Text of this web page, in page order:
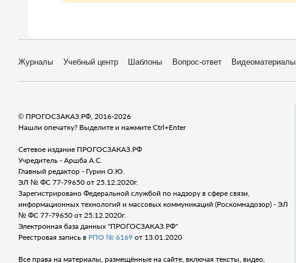
Журналы Учебный центр Шаблоны Вопрос-ответ Видеоматериалы
© ПРОГОСЗАКАЗ.РФ, 2016-2026
Нашли опечатку? Выделите и нажмите Ctrl+Enter
Сетевое издание ПРОГОСЗАКАЗ.РФ
Учредитель - Аршба А.С.
Главный редактор - Гурин О.Ю.
ЭЛ № ФС 77-79650 от 25.12.2020г.
Зарегистрировано Федеральной службой по надзору в сфере связи,
информационных технологий и массовых коммуникаций (Роскомнадозор) - ЭЛ
№ ФС 77-79650 от 25.12.2020г.
Электронная база данных "ПРОГОСЗАКАЗ.РФ"
Реестровая запись в РПО № 6169 от 13.01.2020
Все права на материалы, размещённые на сайте, включая тексты, видео,